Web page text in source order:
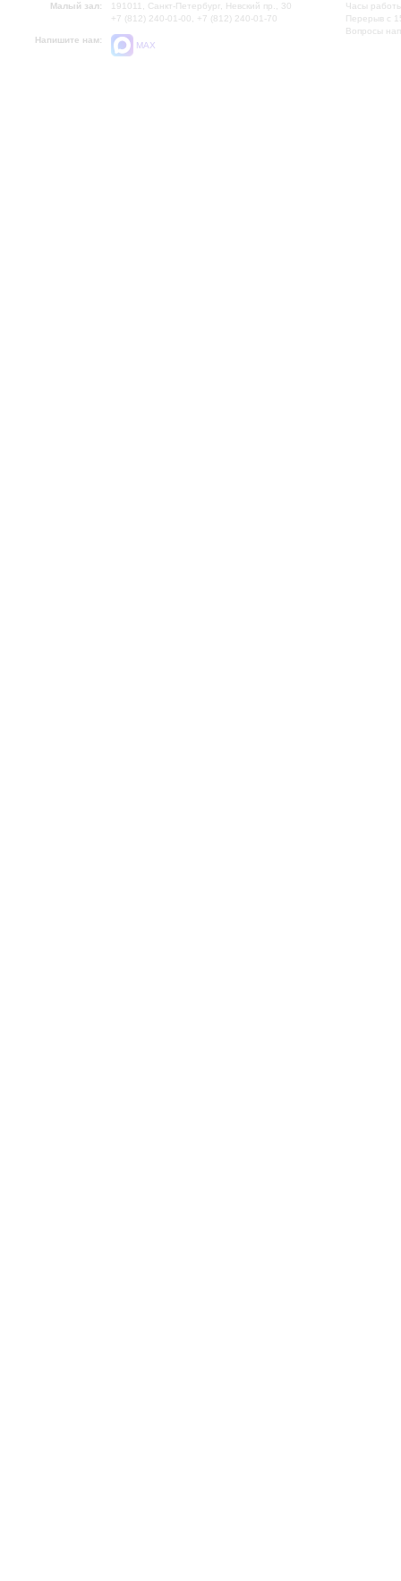
Малый зал:
191011, Санкт-Петербург, Невский пр., 30
+7 (812) 240-01-00, +7 (812) 240-01-70
Напишите нам:
MAX
Часы
Перерыв с
Вопросы